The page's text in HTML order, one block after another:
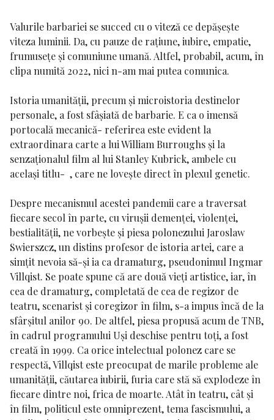
Valurile barbariei se succed cu o viteză ce depășește
viteza luminii. Da, cu pauze de rațiune, iubire, empatie,
frumusețe și comuniune umană. Altfel, probabil, acum, în
clipa numită 2022, nici n-am mai putea comunica.
Istoria umanității, precum și microistoria destinelor
personale, a fost sfâșiată de barbarie. E ca o imensă
portocală mecanică- referirea este evident la
extraordinara carte a lui William Burroughs și la
senzaționalul film al lui Stanley Kubrick, ambele cu
același titlu- , care ne lovește direct în plexul genetic.
Despre mecanismul acestei pandemii care a traversat
fiecare secol în parte, cu virușii demenței, violenței,
bestialității, ne vorbește și piesa polonezului Jaroslaw
Swierszcz, un distins profesor de istoria artei, care a
simțit nevoia să-și ia ca dramaturg, pseudonimul Ingmar
Villqist. Se poate spune că are două vieți artistice, iar, în
cea de dramaturg, completată de cea de regizor de
teatru, scenarist și coregizor în film, s-a impus încă de la
sfârșitul anilor 90. De altfel, piesa propusă acum de TNB,
în cadrul programului Uși deschise pentru toți, a fost
creată în 1999. Ca orice intelectual polonez care se
respectă, Villqist este preocupat de marile probleme ale
umanității, căutarea iubirii, furia care stă să explodeze în
fiecare dintre noi, frica de moarte. Atât în teatru, cât și
în film, politicul este omniprezent, tema fascismului, a